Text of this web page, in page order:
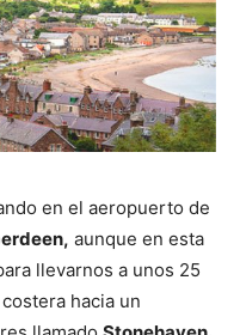
en el aeropuerto de
aunque en esta
llevarnos a unos 25
hacia un